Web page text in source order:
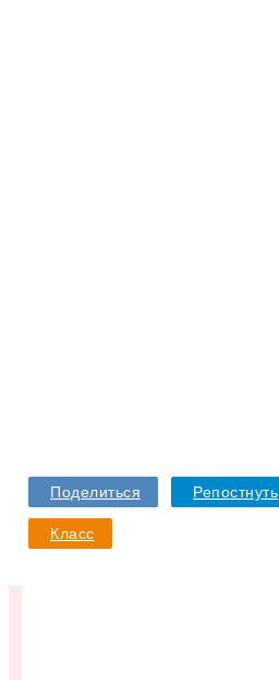
Поделиться Репостнуть
Класс